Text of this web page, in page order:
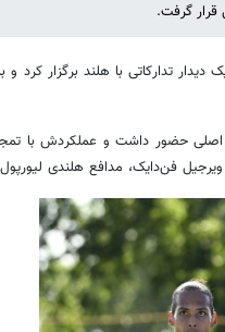
قرار گرفت.
حضور داشت و عملکردش با تمجید
ویرجیل فن‌دایک، مدافع هلندی